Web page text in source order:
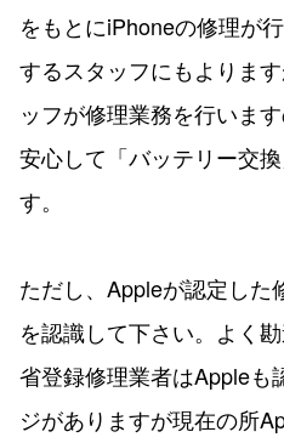
をもとにiPhoneの修理が
するスタッフにもよりま
ッフが修理業務を行いま
安心して「バッテリー交
す。
ただし、Appleが認定した
を認識して下さい。よく
省登録修理業者はAppleも
ジがありますが現在の所